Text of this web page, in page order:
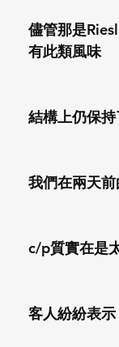
儘管那是
有此類風味
結構上仍保
我們在兩天
c/p質實在是
客人紛紛表示